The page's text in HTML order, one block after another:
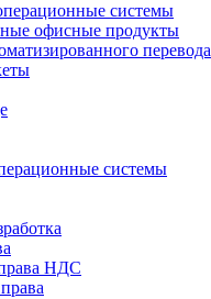
системы
офисные продукты
перевода
системы
НДС